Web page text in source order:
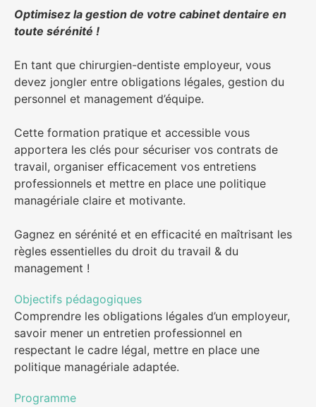
Optimisez la gestion de votre cabinet dentaire en
toute sérénité !
En tant que chirurgien-dentiste employeur, vous
devez jongler entre obligations légales, gestion du
personnel et management d’équipe.
Cette formation pratique et accessible vous
apportera les clés pour sécuriser vos contrats de
travail, organiser efficacement vos entretiens
professionnels et mettre en place une politique
managériale claire et motivante.
Gagnez en sérénité et en efficacité en maîtrisant les
règles essentielles du droit du travail & du
management !
Objectifs pédagogiques
Comprendre les obligations légales d’un employeur,
savoir mener un entretien professionnel en
respectant le cadre légal, mettre en place une
politique managériale adaptée.
Programme